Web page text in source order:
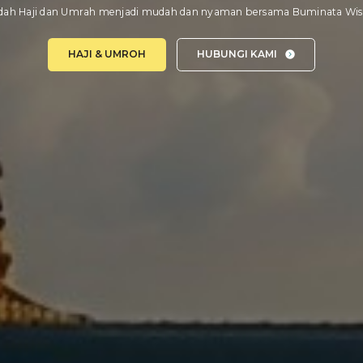
Haji dan Umrah menjadi mudah dan nyaman bersama Buminata
HAJI & UMROH HUBUNGI KAMI